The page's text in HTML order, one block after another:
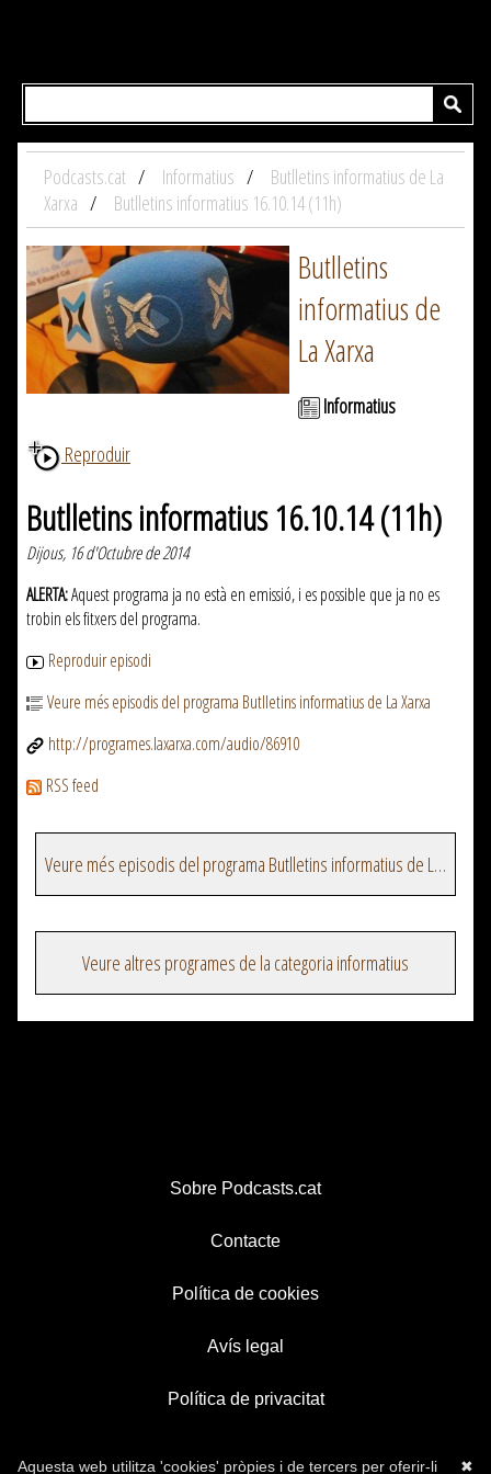
Podcasts.cat Informatius
Butlletins informatius de La
Xarxa
Butlletins informatius 16.10.14 (11h)
Butlletins
informatius de
La Xarxa
Informatius
Reproduir
Butlletins informatius 16.10.14 (11h)
Dijous, 16 d'Octubre de 2014
ALERTA:Aquest programa ja no està en emissió, i es possible que ja no es
trobin els fitxers del programa.
Reproduir episodi
Veure més episodis del programa Butlletins informatius de La Xarxa
http://programes.laxarxa.com/audio/86910
RSS feed
Veure més episodis del programa Butlletins informatius de La Xarxa
Veure altres programes de la categoria informatius
Sobre Podcasts.cat
Contacte
Política de cookies
Avís legal
Política de privacitat
✖
Aquesta web utilitza 'cookies' pròpies i de tercers per oferir-li